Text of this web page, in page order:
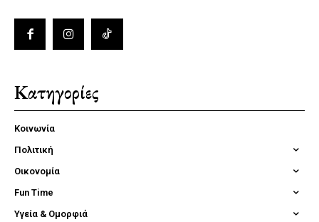
Κατηγορίες
Κοινωνία
Πολιτική
Οικονομία
Fun Time
Υγεία & Ομορφιά